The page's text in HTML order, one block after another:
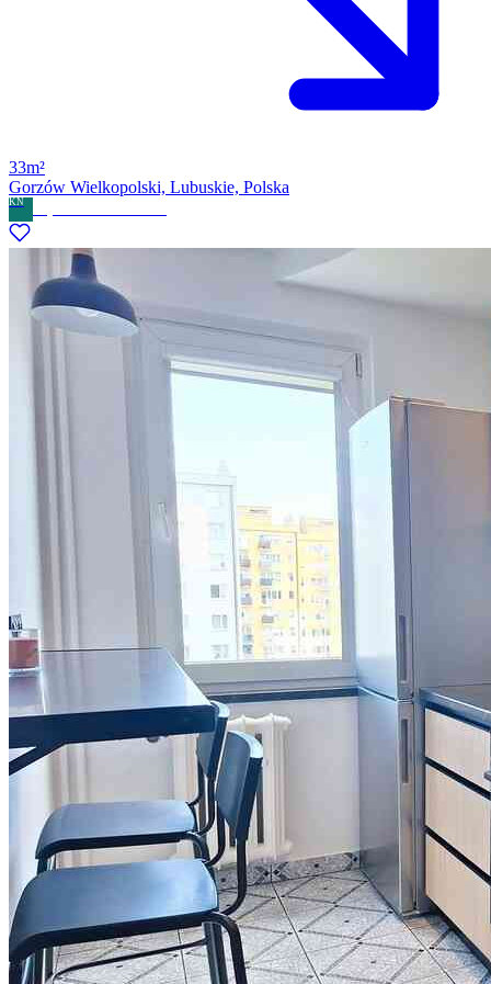
33m²
Gorzów Wielkopolski, Lubuskie, Polska
KN